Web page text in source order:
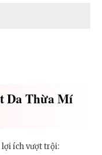
Da Thừa Mí
ích vượt trội: